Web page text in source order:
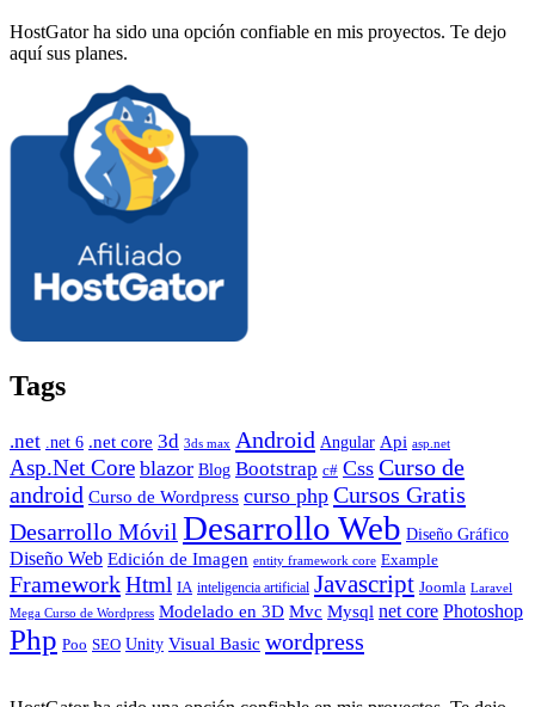
HostGator ha sido una opción confiable en mis proyectos. Te dejo
aquí sus planes.
Tags
.net .net 6 .net core 3d 3ds max Android Angular Api asp.net
Asp.Net Core blazor Blog Bootstrap c# Css Curso de
android Curso de Wordpress curso php Cursos Gratis
Desarrollo Móvil Desarrollo Web Diseño Gráfico
Diseño Web Edición de Imagen entity framework core Example
FrameworkHtml IA inteligencia artificial Javascript Joomla Laravel
Mega Curso de Wordpress Modelado en 3D Mvc Mysql net core Photoshop
Php Poo SEO Unity Visual Basic wordpress